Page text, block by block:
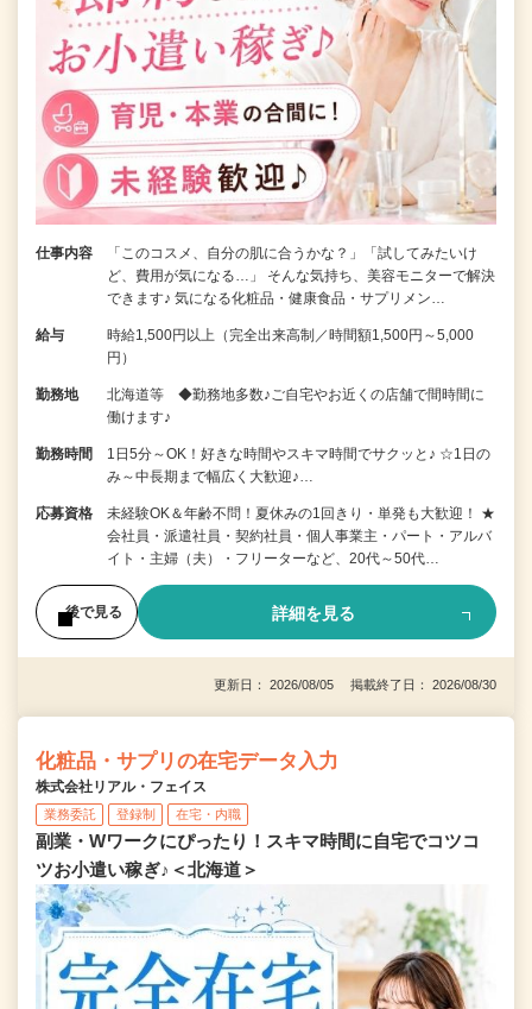
仕事内容
「このコスメ、自分の肌に合うかな？」「試してみたいけ
ど、費用が気になる…」 そんな気持ち、美容モニターで解決
できます♪ 気になる化粧品・健康食品・サプリメン…
給与
時給1,500円以上（完全出来高制／時間額1,500円～5,000
円）
勤務地
北海道等 ◆勤務地多数♪ご自宅やお近くの店舗で間時間に
働けます♪
勤務時間
1日5分～OK！好きな時間やスキマ時間でサクッと♪ ☆1日の
み～中長期まで幅広く大歓迎♪…
応募資格
未経験OK＆年齢不問！夏休みの1回きり・単発も大歓迎！ ★
会社員・派遣社員・契約社員・個人事業主・パート・アルバ
イト・主婦（夫）・フリーターなど、20代～50代…
後で見る 詳細を見る
更新日： 2026/08/05 掲載終了日： 2026/08/30
化粧品・サプリの在宅データ入力
株式会社リアル・フェイス
業務委託 登録制 在宅・内職
副業・Wワークにぴったり！スキマ時間に自宅でコツコ
ツお小遣い稼ぎ♪＜北海道＞